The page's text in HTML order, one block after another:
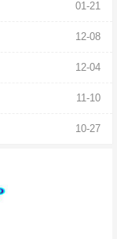
01-21
12-08
12-04
11-10
10-27